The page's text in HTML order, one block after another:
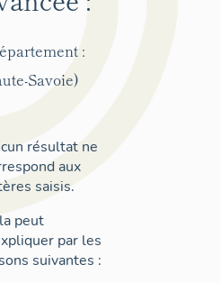
:
Savoie)
résultat ne
aux
saisis.
peut
par les
suivantes :